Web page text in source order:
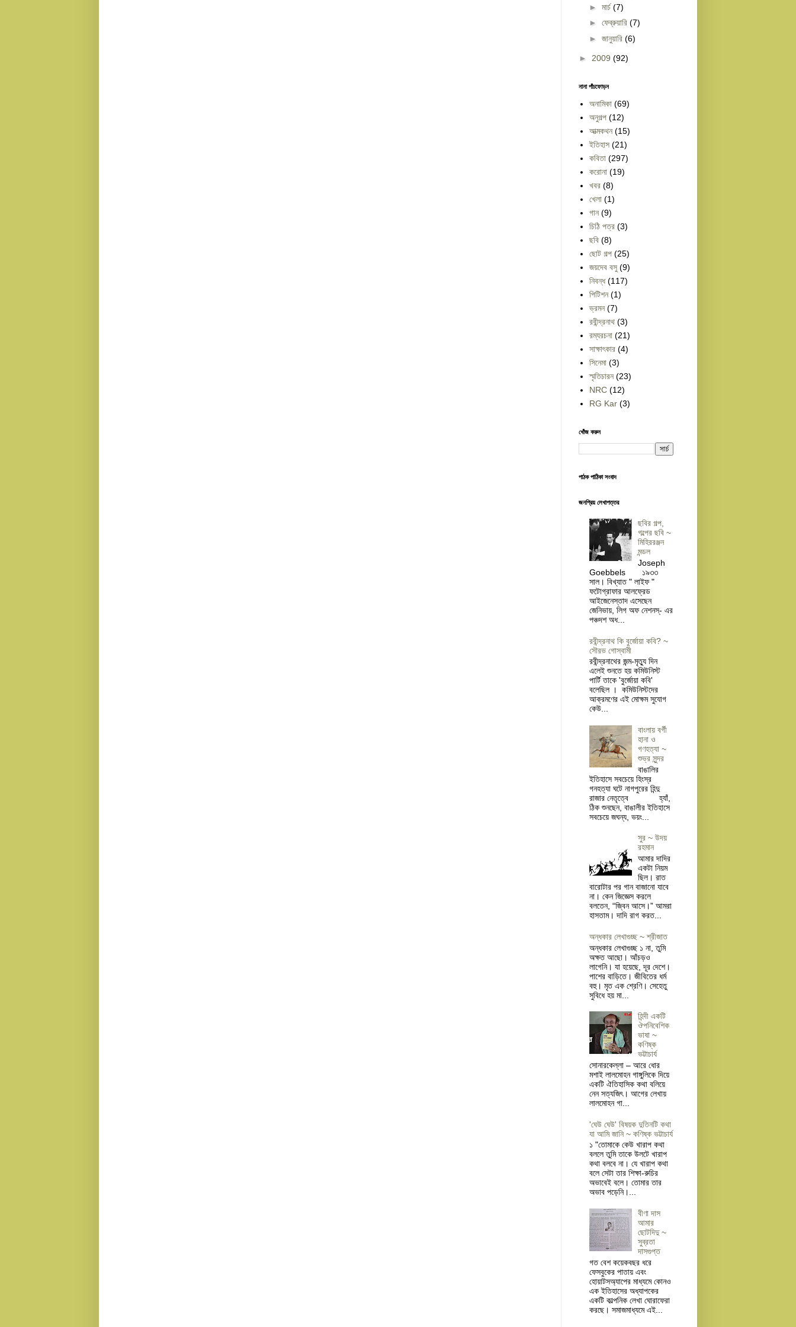
► মার্চ(7)
► ফেব্রুয়ারি (7)
► জানুয়ারি (6)
► 2009 (92)
নানা পাঁচফোড়ন
অনামিকা (69)
অনুগল্প (12)
আত্মকথন (15)
ইতিহাস (21)
কবিতা (297)
করোনা (19)
খবর (8)
খেলা (1)
গান (9)
চিঠি পত্র (3)
ছবি (8)
ছোট গল্প (25)
জয়দেব বসু (9)
নিবন্ধ (117)
পিটিশন (1)
ভ্রমন (7)
রবীন্দ্রনাথ (3)
রম্যরচনা (21)
সাক্ষাৎকার (4)
সিনেমা (3)
স্মৃতিচারন (23)
NRC (12)
RG Kar (3)
খোঁজ করুন
পাঠক পাঠিকা সংবাদ
জনপ্রিয় লেখাপত্তর
ছবির গল্প,
গল্পের ছবি ~
মিহিররঞ্জন
মন্ডল
Joseph
Goebbels ১৯৩৩
সাল। বিখ্যাত " লাইফ "
ফটোগ্রাফার আলফ্রেড
আইজেনেস্তাদ এসেছেন
জেনিভায়, লিগ অফ নেশনস্- এর
পঞ্চদশ অধ...
রবীন্দ্রনাথ কি বুর্জোয়া কবি? ~
সৌরভ গোস্বামী
রবীন্দ্রনাথের জন্ম-মৃত্যু দিন
এলেই শুনতে হয় কমিউনিস্ট
পার্টি তাকে 'বুর্জোয়া কবি'
বলেছিল । কমিউনিস্টদের
আক্রমণের এই মোক্ষম সুযোগ
কেউ...
বাংলায় বর্গী
হানা ও
গণহত্যা ~
শুভ্র সুন্দর
বাঙালির
ইতিহাসে সবচেয়ে হিংস্র
গনহত্যা ঘটে নাগপুরের হিন্দু
রাজার নেতৃত্বে হ্যাঁ,
ঠিক শুনছেন, বাঙালীর ইতিহাসে
সবচেয়ে জঘন্য, ভয়ং...
সুর ~ উদয়
রহমান
আমার দাদির
একটা নিয়ম
ছিল। রাত
বারোটার পর গান বাজানো যাবে
না। কেন জিজ্ঞেস করলে
বলতেন, “জ্বিন আসে।” আমরা
হাসতাম। দাদি রাগ করত...
অন্ধকার লেখাগুচ্ছ ~ শ্রীজাত
অন্ধকার লেখাগুচ্ছ ১ না, তুমি
অক্ষত আছো। আঁচড়ও
লাগেনি। যা হয়েছে, দূর দেশে।
পাশের বাড়িতে। জীবিতের ধর্ম
বহু। মৃত এক শ্রেণি। সেহেতু
সুবিধে হয় মা...
হিন্দী একটি
ঔপনিবেশিক
ভাষা ~
কণিষ্ক
ভট্টাচার্য
সোনারকেল্লা – আরে ধোর
মশাই লালমোহন গাঙ্গুলিকে দিয়ে
একটি ঐতিহাসিক কথা বলিয়ে
নেন সত্যজিৎ। আগের লেখায়
লালমোহন গা...
'ঘেউ ঘেউ' বিষয়ক দুতিনটি কথা
যা আমি জানি ~ কণিষ্ক ভট্টাচার্য
১ "তোমাকে কেউ খারাপ কথা
বললে তুমি তাকে উলটে খারাপ
কথা বলবে না। যে খারাপ কথা
বলে সেটা তার শিক্ষা-রুচির
অভাবেই বলে। তোমার তার
অভাব পড়েনি।...
বীণা দাস
আমার
ছোটদিদু ~
সুব্রতা
দাসগুপ্ত
গত বেশ কয়েকবছর ধরে
ফেসবুকের পাতায় এবং
হোয়াটসঅ্যাপের মাধ্যমে কোনও
এক ইতিহাসের অধ্যাপকের
একটি কাল্পনিক লেখা ঘোরাফেরা
করছে। সমাজমাধ্যমে এই...